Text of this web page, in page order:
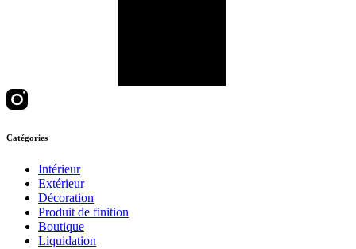
Catégories
Intérieur
Extérieur
Décoration
Produit de finition
Boutique
Liquidation